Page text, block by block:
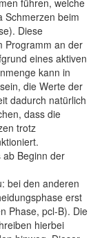
führen, welche
Schmerzen beim
Diese
Programm an der
eines aktiven
kann in
die Werte der
dadurch natürlich
dass die
trotz
ab Beginn der
bei den anderen
erst
Phase, pcl-B). Die
hierbei